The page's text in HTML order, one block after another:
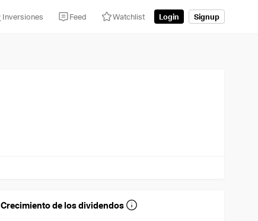
Inversiones Feed Watchlist Login Signup
Crecimiento de los dividendos